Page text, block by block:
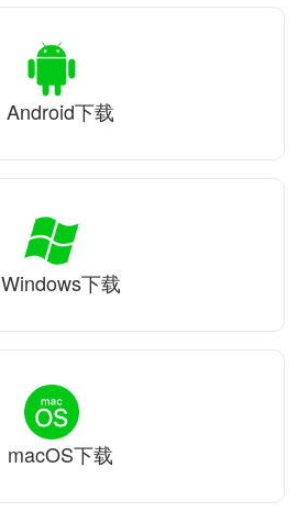
Android下载
Windows下载
macOS下载